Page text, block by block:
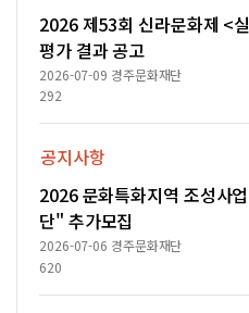
2026 제53회 신라문화제 <
평가 결과 공고
2026-07-09 경주문화재단
292
공지사항
2026 문화특화지역 조성사
단" 추가모집
2026-07-06 경주문화재단
620